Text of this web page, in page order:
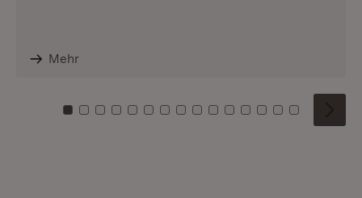
Mehr
Zu Kachel: 0
Zu Kachel: 1
Zu Kachel: 2
Zu Kachel: 3
Zu Kachel: 4
Zu Kachel: 5
Zu Kachel: 6
Zu Kachel: 7
Zu Kachel: 8
Zu Kachel: 9
Zu Kachel: 10
Zu Kachel: 11
Zu Kachel: 12
Zu Kachel:
Zu